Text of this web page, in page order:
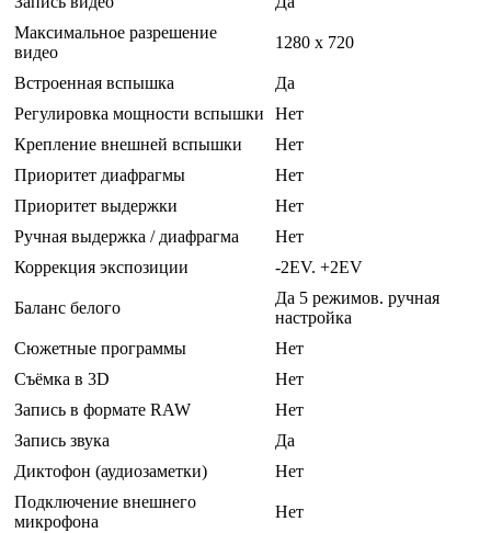
Максимальное разрешение
видео
1280 x 720
Встроенная вспышка
Да
Регулировка мощности вспышки
Нет
Крепление внешней вспышки
Нет
Приоритет диафрагмы
Нет
Приоритет выдержки
Нет
Ручная выдержка / диафрагма
Нет
Коррекция экспозиции
-2EV. +2EV
Баланс белого
Да 5 режимов. ручная
настройка
Сюжетные программы
Нет
Съёмка в 3D
Нет
Запись в формате RAW
Нет
Запись звука
Да
Диктофон (аудиозаметки)
Нет
Подключение внешнего
микрофона
Нет